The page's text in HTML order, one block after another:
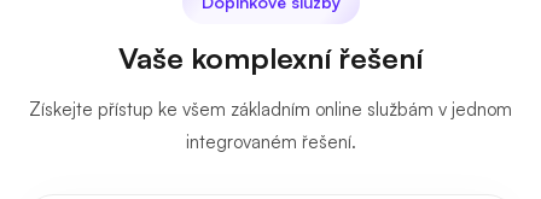
Vaše komplexní řešení
Získejte přístup ke všem základním online službám v jednom
integrovaném řešení.